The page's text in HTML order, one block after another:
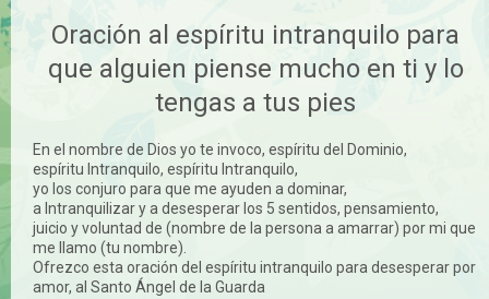
Oración al espíritu intranquilo para
que alguien piense mucho en ti y lo
tengas a tus pies
En el nombre de Dios yo te invoco, espíritu del Dominio,
espíritu Intranquilo, espíritu Intranquilo,
yo los conjuro para que me ayuden a dominar,
a Intranquilizar y a desesperar los 5 sentidos, pensamiento,
juicio y voluntad de (nombre de la persona a amarrar) por mi que
me llamo (tu nombre).
Ofrezco esta oración del espíritu intranquilo para desesperar por
amor, al Santo Ángel de la Guarda